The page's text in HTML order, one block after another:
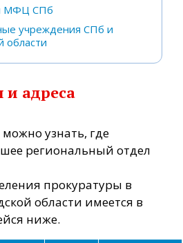
МФЦ СПб
учреждения СПб и
области
и адреса
узнать, где
региональный отдел
прокуратуры в
области имеется в
ниже.